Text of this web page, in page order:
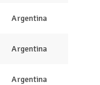
Argentina
Argentina
Argentina